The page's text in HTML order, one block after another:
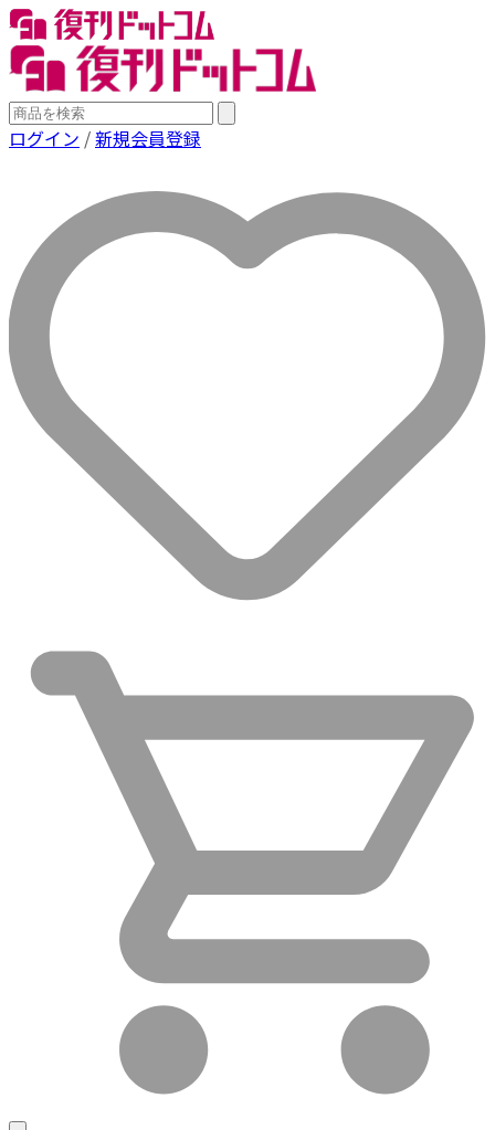
ログイン /新規会員登録